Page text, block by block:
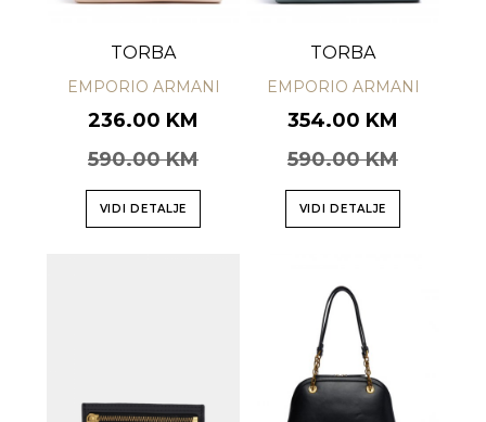
TORBA
EMPORIO ARMANI
236.00 KM
590.00 KM
VIDI DETALJE
TORBA
EMPORIO ARMANI
354.00 KM
590.00 KM
VIDI DETALJE